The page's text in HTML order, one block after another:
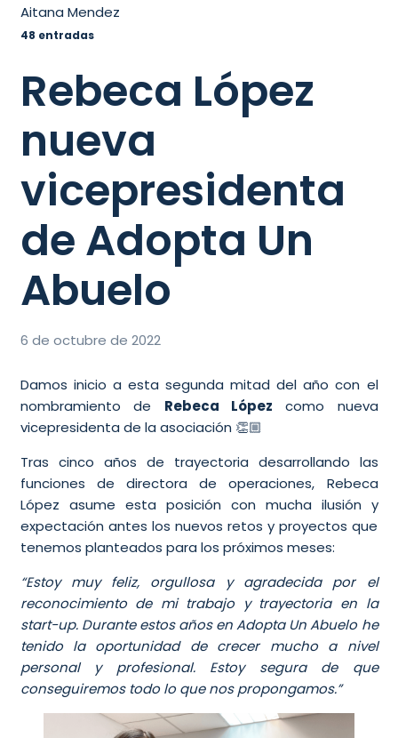
Aitana Mendez
48 entradas
Rebeca López
nueva
vicepresidenta
de Adopta Un
Abuelo
6 de octubre de 2022
Damos inicio a esta segunda mitad del año con el
nombramiento de Rebeca López como nueva
vicepresidenta de la asociación 👏🏼
Tras cinco años de trayectoria desarrollando las
funciones de directora de operaciones, Rebeca
López asume esta posición con mucha ilusión y
expectación antes los nuevos retos y proyectos que
tenemos planteados para los próximos meses:
“Estoy muy feliz, orgullosa y agradecida por el
reconocimiento de mi trabajo y trayectoria en la
start-up. Durante estos años en Adopta Un Abuelo he
tenido la oportunidad de crecer mucho a nivel
personal y profesional. Estoy segura de que
conseguiremos todo lo que nos propongamos.”